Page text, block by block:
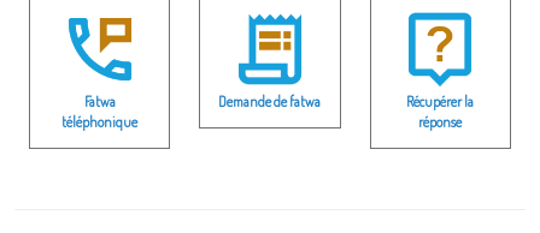
Fatwa
téléphonique
Demande de fatwa
Récupérer la
réponse